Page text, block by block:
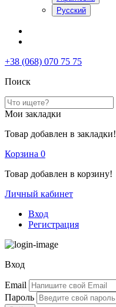
Русский
+38 (068) 070 75 75
Поиск
Мои закладки
Товар добавлен в закладки!
Корзина 0
Товар добавлен в корзину!
Личный кабинет
Вход
Регистрация
Вход
Email
Пароль